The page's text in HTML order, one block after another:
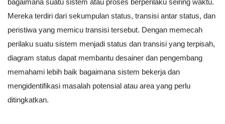
bagaimana suatu sistem atau proses berperilaku seiring waktu.
Mereka terdiri dari sekumpulan status, transisi antar status, dan
peristiwa yang memicu transisi tersebut. Dengan memecah
perilaku suatu sistem menjadi status dan transisi yang terpisah,
diagram status dapat membantu desainer dan pengembang
memahami lebih baik bagaimana sistem bekerja dan
mengidentifikasi masalah potensial atau area yang perlu
ditingkatkan.